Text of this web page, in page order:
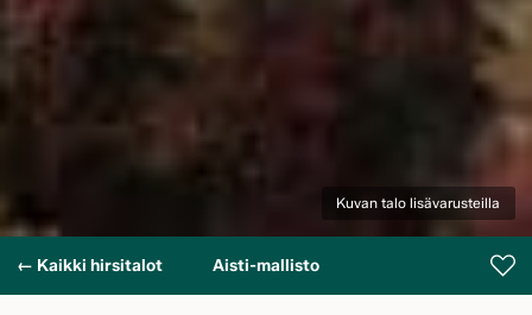
Kuvan talo lisävarusteilla
← Kaikki hirsitalot Aisti-mallisto